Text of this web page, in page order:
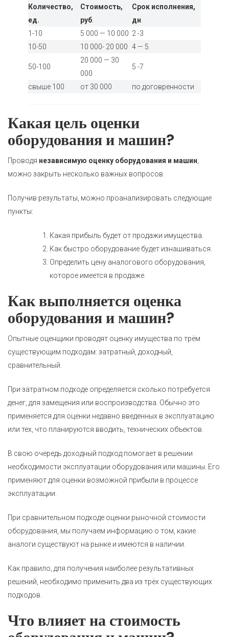
Количество,
ед.
Стоимость,
руб
Срок исполнения,
дн
1-10
5 000 — 10 000 2 -3
10-50
10 000- 20 000 4 — 5
50-100
20 000 — 30
000
5 -7
свыше 100 от 30 000 по договренности
Какая цель оценки
оборудования и машин?
Проводя независимую оценку оборудования и машин
можно закрыть несколько важных вопросов.
Получив результаты, можно проанализировать следующие
пункты:
Какая прибыль будет от продажи имущества.
Как быстро оборудование будет изнашиваться.
Определить цену аналогового оборудования,
которое имеется в продаже.
Как выполняется оценка
оборудования и машин?
Опытные оценщики проводят оценку имущества по трём
существующим подходам: затратный, доходный,
сравнительный.
При затратном подходе определяется сколько потребуется
денег, для замещения или воспроизводства. Обычно это
применяется для оценки недавно введенных в эксплуатацию
или тех, что планируются вводить, технических объектов.
В свою очередь доходный подход помогает в решении
необходимости эксплуатации оборудования или машины. Его
применяют для оценки возможной прибыли в процессе
эксплуатации.
При сравнительном подходе оценки рыночной стоимости
оборудования, мы получаем информацию о том, какие
аналоги существуют на рынке и имеются в наличии.
Как правило, для получения наиболее результативных
решений, необходимо применить два из трёх существующих
подходов.
Что влияет на стоимость